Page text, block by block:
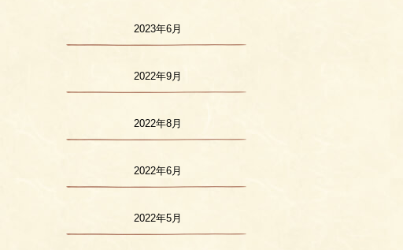
2023年6月
2022年9月
2022年8月
2022年6月
2022年5月